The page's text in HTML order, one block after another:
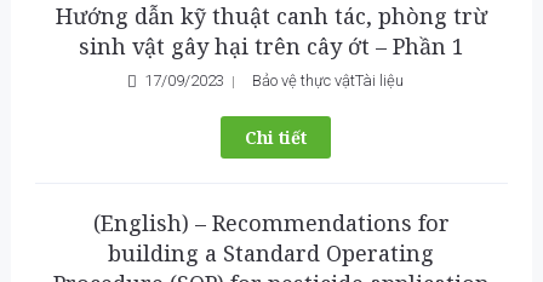
Hướng dẫn kỹ thuật canh tác, phòng trừ
sinh vật gây hại trên cây ớt – Phần 1
17/09/2023 Bảo vệ thực vậtTài liệu
Chi tiết
(English) – Recommendations for
building a Standard Operating